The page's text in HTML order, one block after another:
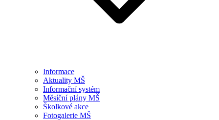
Informace
Aktuality MŠ
Informační systém
Měsíční plány MŠ
Školkové akce
Fotogalerie MŠ